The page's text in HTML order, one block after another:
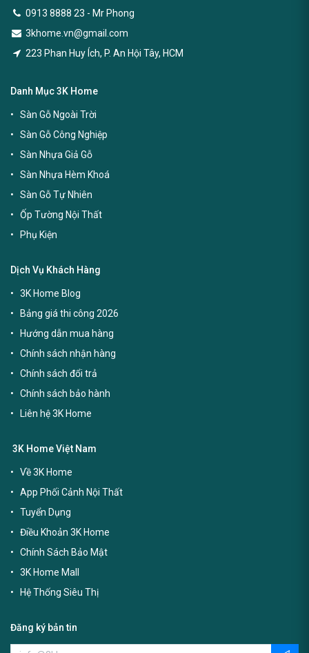
0913 8888 23 - Mr Phong
3khome.vn@gmail.com
223 Phan Huy Ích, P. An Hội Tây, HCM
Danh Mục 3K Home
Sàn Gỗ Ngoài Trời
Sàn Gỗ Công Nghiệp
Sàn Nhựa Giả Gỗ
Sàn Nhựa Hèm Khoá
Sàn Gỗ Tự Nhiên
Ốp Tường Nội Thất
Phụ Kiện
Dịch Vụ Khách Hàng
3K Home Blog
Bảng giá thi công 2026
Hướng dẫn mua hàng
Chính sách nhận hàng
Chính sách đổi trả
Chính sách bảo hành
Liên hệ 3K Home
3K Home Việt Nam
Về 3K Home
App Phối Cảnh Nội Thất
Tuyển Dụng
Điều Khoản 3K Home
Chính Sách Bảo Mật
3K Home Mall
Hệ Thống Siêu Thị
Đăng ký bản tin